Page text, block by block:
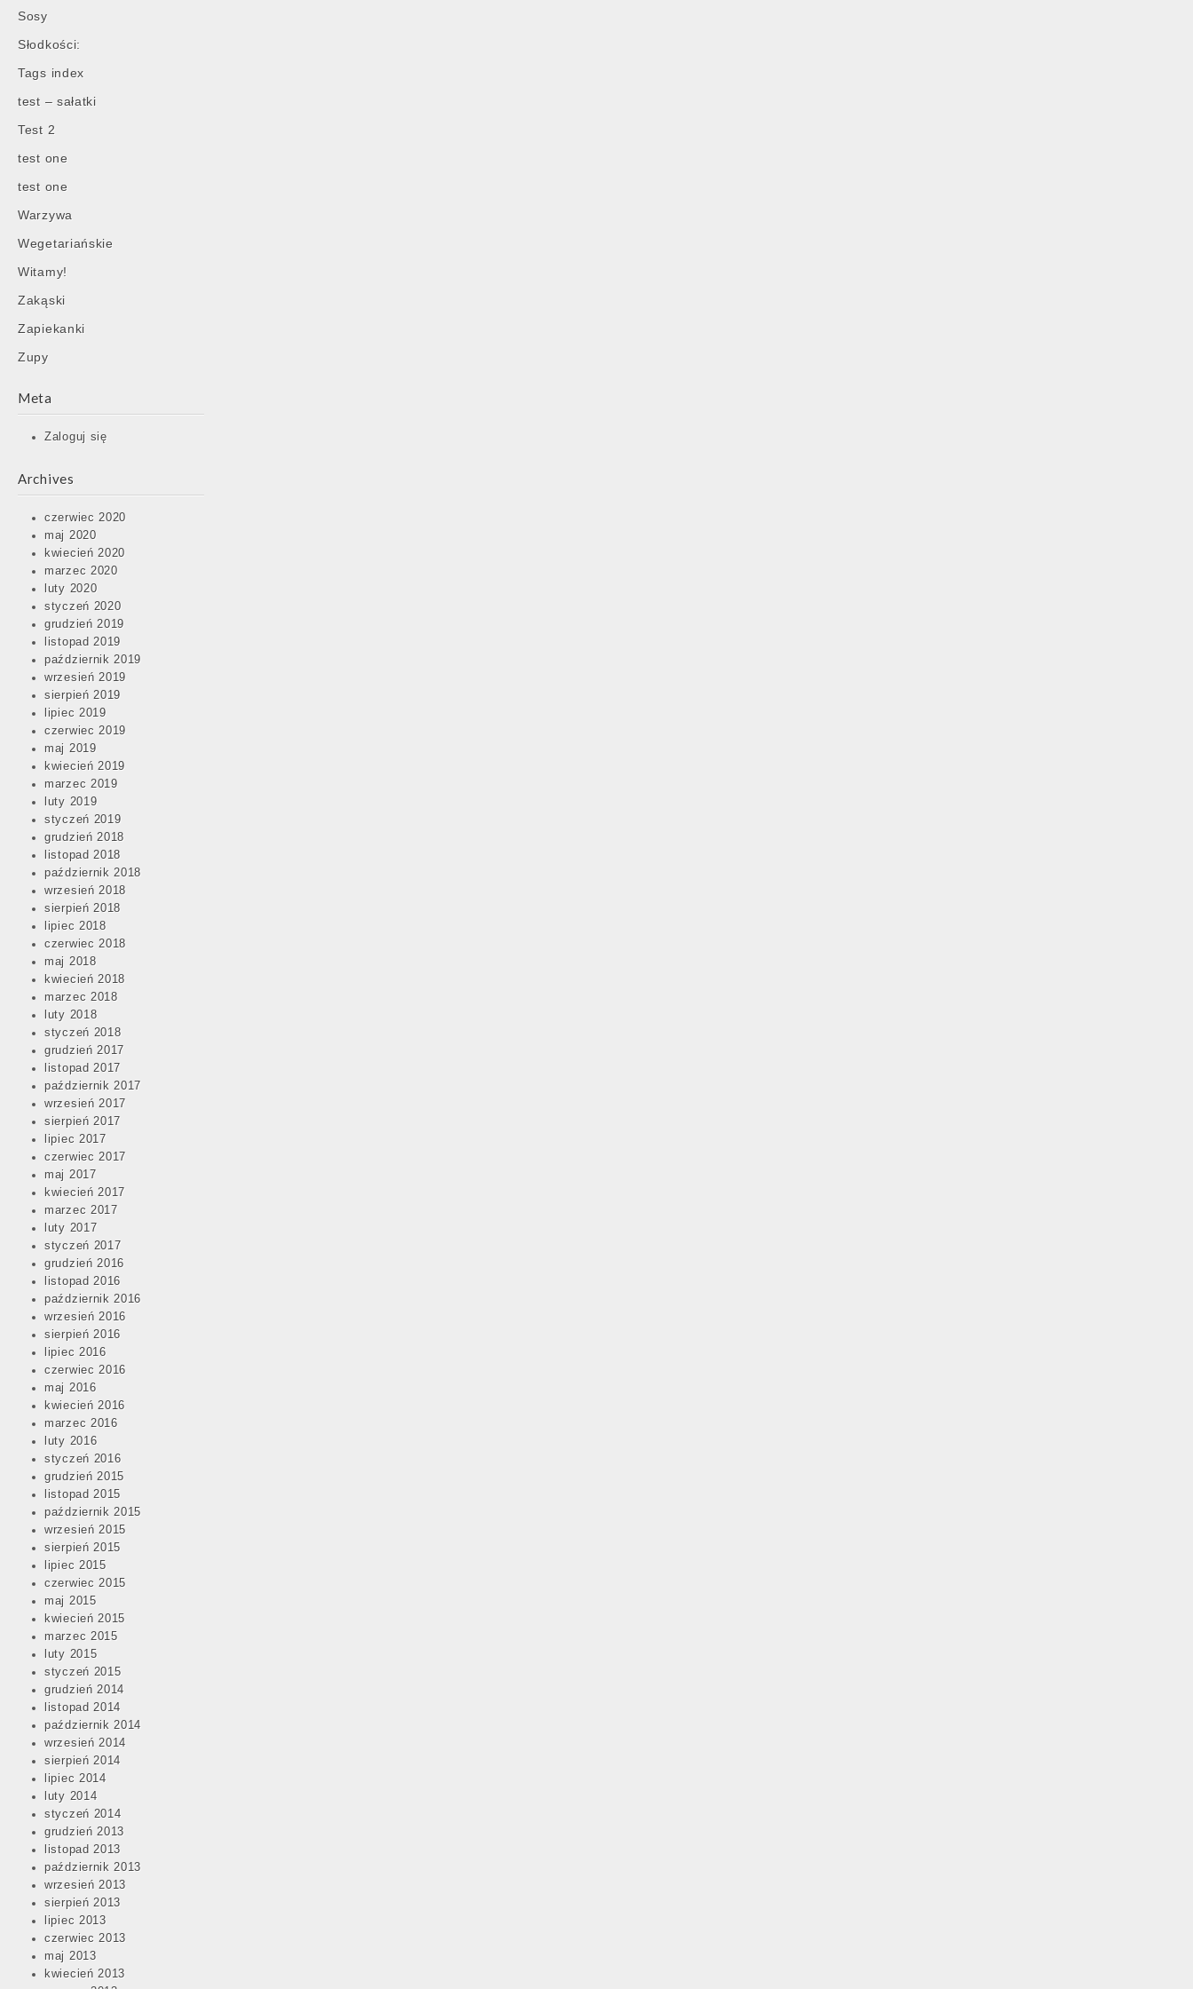
Sosy
Słodkości:
Tags index
test – sałatki
Test 2
test one
test one
Warzywa
Wegetariańskie
Witamy!
Zakąski
Zapiekanki
Zupy
Meta
Zaloguj się
Archives
czerwiec 2020
maj 2020
kwiecień 2020
marzec 2020
luty 2020
styczeń 2020
grudzień 2019
listopad 2019
październik 2019
wrzesień 2019
sierpień 2019
lipiec 2019
czerwiec 2019
maj 2019
kwiecień 2019
marzec 2019
luty 2019
styczeń 2019
grudzień 2018
listopad 2018
październik 2018
wrzesień 2018
sierpień 2018
lipiec 2018
czerwiec 2018
maj 2018
kwiecień 2018
marzec 2018
luty 2018
styczeń 2018
grudzień 2017
listopad 2017
październik 2017
wrzesień 2017
sierpień 2017
lipiec 2017
czerwiec 2017
maj 2017
kwiecień 2017
marzec 2017
luty 2017
styczeń 2017
grudzień 2016
listopad 2016
październik 2016
wrzesień 2016
sierpień 2016
lipiec 2016
czerwiec 2016
maj 2016
kwiecień 2016
marzec 2016
luty 2016
styczeń 2016
grudzień 2015
listopad 2015
październik 2015
wrzesień 2015
sierpień 2015
lipiec 2015
czerwiec 2015
maj 2015
kwiecień 2015
marzec 2015
luty 2015
styczeń 2015
grudzień 2014
listopad 2014
październik 2014
wrzesień 2014
sierpień 2014
lipiec 2014
luty 2014
styczeń 2014
grudzień 2013
listopad 2013
październik 2013
wrzesień 2013
sierpień 2013
lipiec 2013
czerwiec 2013
maj 2013
kwiecień 2013